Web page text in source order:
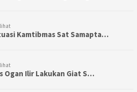
Kamtibmas Sat Samapta…
Ogan Ilir Lakukan Giat S…